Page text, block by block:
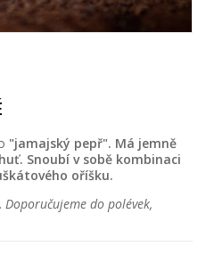
"jamajský pepř". Má jemně
Snoubí v sobě kombinaci
oříšku.
Doporučujeme do polévek,